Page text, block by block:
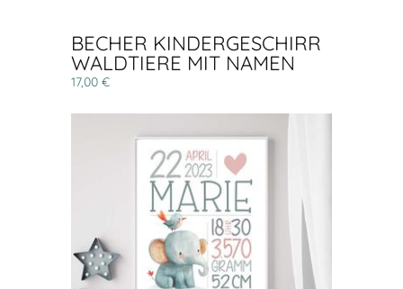
BECHER KINDERGESCHIRR
WALDTIERE MIT NAMEN
17,00 €